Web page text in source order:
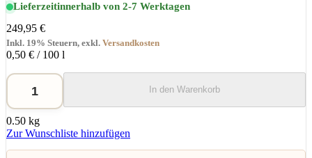
Lieferzeitinnerhalb von 2-7 Werktagen
249,95 €
Inkl. 19% Steuern, exkl. Versandkosten
0,50 € / 100 l
In den Warenkorb
0.50 kg
Zur Wunschliste hinzufügen